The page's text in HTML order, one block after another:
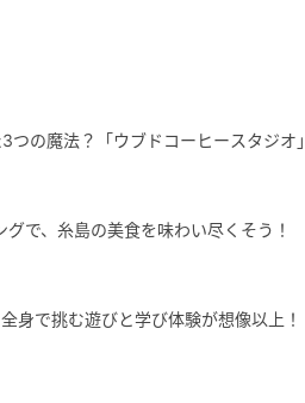
つの魔法？「ウブドコーヒースタジオ」
で、糸島の美食を味わい尽くそう！
身で挑む遊びと学び体験が想像以上！